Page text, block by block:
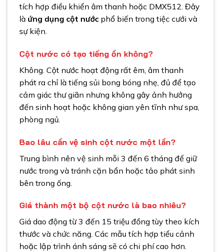
tích hợp điều khiển âm thanh hoặc DMX512. Đây
là ứng dụng cột nước phổ biến trong tiệc cưới và
sự kiện.
Cột nước có tạo tiếng ồn không?
Không. Cột nước hoạt động rất êm, âm thanh
phát ra chỉ là tiếng sủi bong bóng nhẹ, đủ để tạo
cảm giác thư giãn nhưng không gây ảnh hưởng
đến sinh hoạt hoặc không gian yên tĩnh như spa,
phòng ngủ.
Bao lâu cần vệ sinh cột nước một lần?
Trung bình nên vệ sinh mỗi 3 đến 6 tháng để giữ
nước trong và tránh cặn bẩn hoặc tảo phát sinh
bên trong ống.
Giá thành một bộ cột nước là bao nhiêu?
Giá dao động từ 3 đến 15 triệu đồng tùy theo kích
thước và chức năng. Các mẫu tích hợp tiểu cảnh
hoặc lập trình ánh sáng sẽ có chi phí cao hơn.